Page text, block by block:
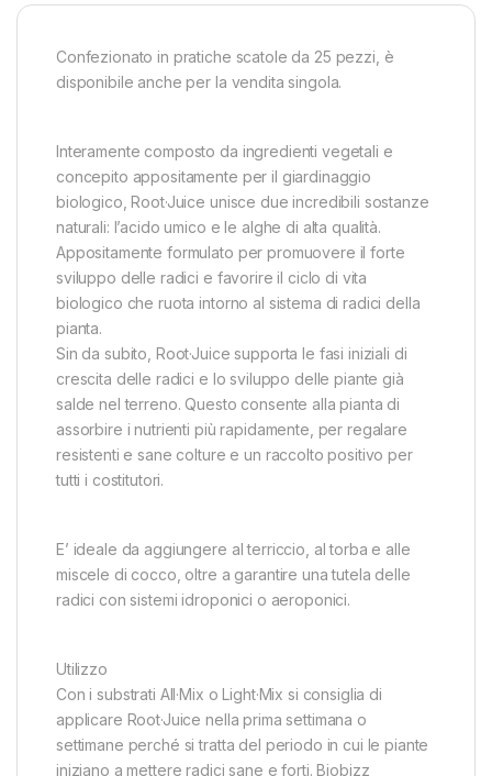
Confezionato in pratiche scatole da 25 pezzi, è
disponibile anche per la vendita singola.
Interamente composto da ingredienti vegetali e
concepito appositamente per il giardinaggio
biologico, Root·Juice unisce due incredibili sostanze
naturali: l’acido umico e le alghe di alta qualità.
Appositamente formulato per promuovere il forte
sviluppo delle radici e favorire il ciclo di vita
biologico che ruota intorno al sistema di radici della
pianta.
Sin da subito, Root·Juice supporta le fasi iniziali di
crescita delle radici e lo sviluppo delle piante già
salde nel terreno. Questo consente alla pianta di
assorbire i nutrienti più rapidamente, per regalare
resistenti e sane colture e un raccolto positivo per
tutti i costitutori.
E’ ideale da aggiungere al terriccio, al torba e alle
miscele di cocco, oltre a garantire una tutela delle
radici con sistemi idroponici o aeroponici.
Utilizzo
Con i substrati All·Mix o Light·Mix si consiglia di
applicare Root·Juice nella prima settimana o
settimane perché si tratta del periodo in cui le piante
iniziano a mettere radici sane e forti. Biobizz